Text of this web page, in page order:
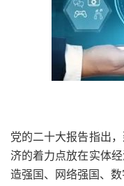
党的二十大报告指出
济的着力点放在实体
造强国、网络强国、数